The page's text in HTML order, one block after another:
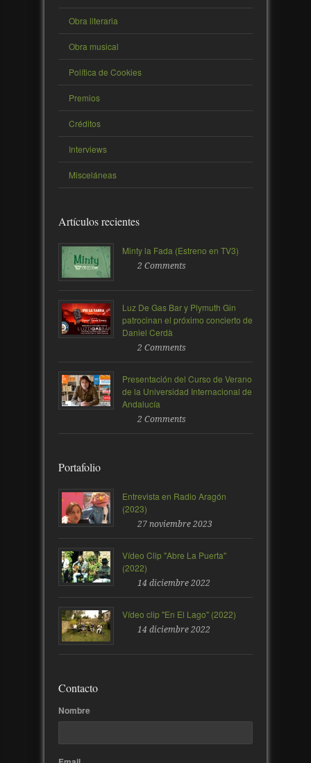
Obra literaria
Obra musical
Política de Cookies
Premios
Créditos
Interviews
Misceláneas
Artículos recientes
Minty la Fada (Estreno en TV3)
2 Comments
Luz De Gas Bar y Plymuth Gin
patrocinan el próximo concierto de
Daniel Cerdà
2 Comments
Presentación del Curso de Verano
de la Universidad Internacional de
Andalucía
2 Comments
Portafolio
Entrevista en Radio Aragón
(2023)
27 noviembre 2023
Vídeo Clip "Abre La Puerta"
(2022)
14 diciembre 2022
Vídeo clip "En El Lago" (2022)
14 diciembre 2022
Contacto
Nombre